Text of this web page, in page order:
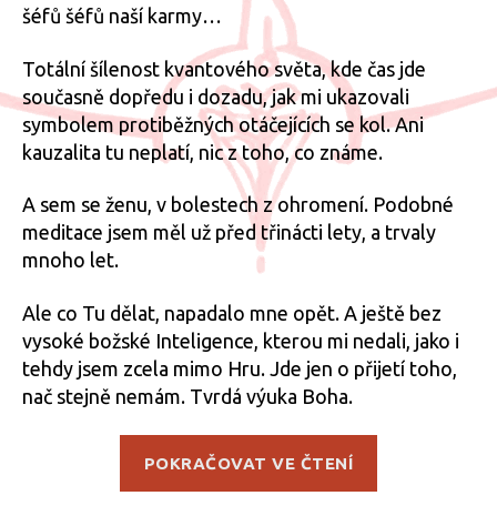
šéfů šéfů naší karmy…
Totální šílenost kvantového světa, kde čas jde
současně dopředu i dozadu, jak mi ukazovali
symbolem protiběžných otáčejících se kol. Ani
kauzalita tu neplatí, nic z toho, co známe.
A sem se ženu, v bolestech z ohromení. Podobné
meditace jsem měl už před třinácti lety, a trvaly
mnoho let.
Ale co Tu dělat, napadalo mne opět. A ještě bez
vysoké božské Inteligence, kterou mi nedali, jako i
tehdy jsem zcela mimo Hru. Jde jen o přijetí toho,
nač stejně nemám. Tvrdá výuka Boha.
POKRAČOVAT VE ČTENÍ